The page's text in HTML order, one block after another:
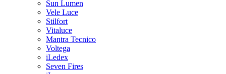
Sun Lumen
Vele Luce
Stilfort
Vitaluce
Mantra Tecnico
Voltega
iLedex
Seven Fires